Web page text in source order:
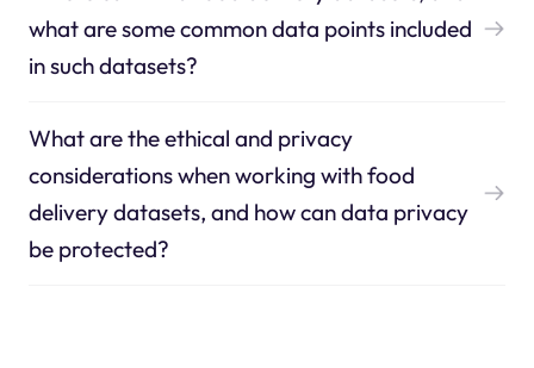
what are some common data points included
in such datasets?
What are the ethical and privacy
considerations when working with food
delivery datasets, and how can data privacy
be protected?